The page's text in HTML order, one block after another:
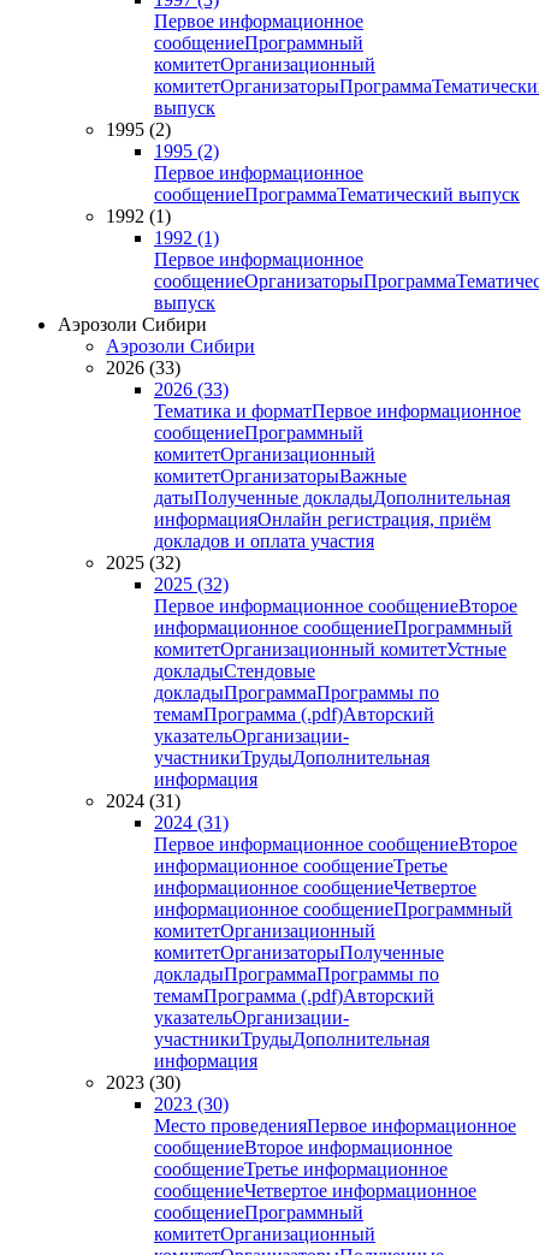
Первое информационное
сообщениеПрограммный
комитетОрганизационный
комитетОрганизаторыПрограмма
выпуск
1995 (2)
1995 (2)
Первое информационное
сообщениеПрограммаТематический выпуск
1992 (1)
1992 (1)
Первое информационное
сообщениеОрганизаторыПрограмма
выпуск
Аэрозоли Сибири
Аэрозоли Сибири
2026 (33)
2026 (33)
Тематика и форматПервое информационное
сообщениеПрограммный
комитетОрганизационный
комитетОрганизаторыВажные
датыПолученные докладыДополнительная
информацияОнлайн регистрация, приём
докладов и оплата участия
2025 (32)
2025 (32)
Первое информационное сообщениеВторое
информационное сообщениеПрограммный
комитетОрганизационный комитетУстные
докладыСтендовые
докладыПрограммаПрограммы по
темамПрограмма (.pdf)Авторский
указательОрганизации-
участникиТрудыДополнительная
информация
2024 (31)
2024 (31)
Первое информационное сообщениеВторое
информационное сообщениеТретье
информационное сообщениеЧетвертое
информационное сообщениеПрограммный
комитетОрганизационный
комитетОрганизаторыПолученные
докладыПрограммаПрограммы по
темамПрограмма (.pdf)Авторский
указательОрганизации-
участникиТрудыДополнительная
информация
2023 (30)
2023 (30)
Место проведенияПервое информационное
сообщениеВторое информационное
сообщениеТретье информационное
сообщениеЧетвертое информационное
сообщениеПрограммный
комитетОрганизационный